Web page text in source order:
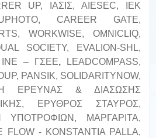
UP, ΙΑΣΙΣ, AIESEC, ΙΕΚ
CAREER GATE,
WORKWISE, OMNICLIQ,
SOCIETY, EVALION-SHL,
ΙΝΕ – ΓΣΕΕ,
LEADCOMPASS,
PANSIK, SOLIDARITYNOW,
ΕΡΕΥΝΑΣ & ΔΙΑΣΩΣΗΣ
ΕΡΥΘΡΟΣ ΣΤΑΥΡΟΣ,
ΥΠΟΤΡΟΦΙΩΝ, ΜΑΡΓΑΡΙΤΑ,
- KONSTANTIA PALLA,